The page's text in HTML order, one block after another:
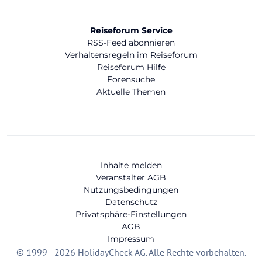
Reiseforum Service
RSS-Feed abonnieren
Verhaltensregeln im Reiseforum
Reiseforum Hilfe
Forensuche
Aktuelle Themen
Inhalte melden
Veranstalter AGB
Nutzungsbedingungen
Datenschutz
Privatsphäre-Einstellungen
AGB
Impressum
© 1999 - 2026 HolidayCheck AG. Alle Rechte vorbehalten.